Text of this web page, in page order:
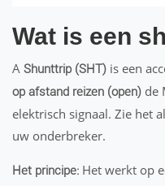
Wat is een
A Shunttrip (SHT) is een
op afstand reizen (open) de
elektrisch signaal. Zie het
uw onderbreker.
Het principe: Het werkt op